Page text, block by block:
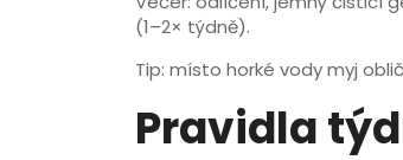
(1–2× týdně).
Tip: místo horké vody myj
Pravidla